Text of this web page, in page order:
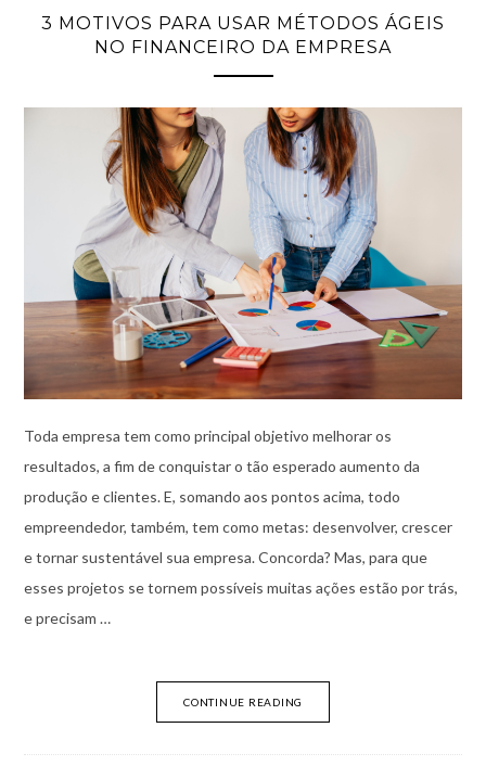
3 MOTIVOS PARA USAR MÉTODOS ÁGEIS
NO FINANCEIRO DA EMPRESA
Toda empresa tem como principal objetivo melhorar os
resultados, a fim de conquistar o tão esperado aumento da
produção e clientes. E, somando aos pontos acima, todo
empreendedor, também, tem como metas: desenvolver, crescer
e tornar sustentável sua empresa. Concorda? Mas, para que
esses projetos se tornem possíveis muitas ações estão por trás,
e precisam …
CONTINUE READING